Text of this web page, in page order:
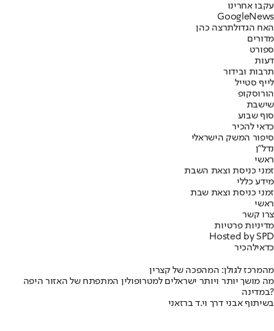
עקבו אחרינו
Googl eNews
האח הגדולתרצה כהן
מדורים
ספורט
דעות
תרבות ובידור
לייף סטייל
הורוסקופ
שישבת
סוף שבוע
כדאי להכיר
סיפור המשק הישראלי
נדל"ן
ראשי
זמני כניסת וצאת השבת
מידע כללי
זמני כניסת וצאת שבת
ראשי
צרו קשר
מדיניות פרטיות
Hosted by SPD
כדאילהכיר
מהמרכז לגולן: המהפכה של קצרין
מה מושך יותר ויותר ישראלים למטרופולין המתפתח של האזור היפה
במדינה?
בשיתוף אבני דרך וי.ד ברזאני